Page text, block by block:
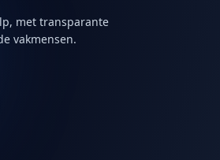
met transparante
vakmensen.